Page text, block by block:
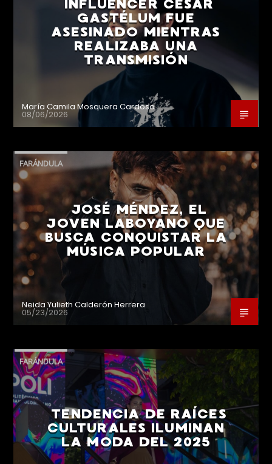
INFLUENCER CÉSAR
GASTÉLUM FUE
ASESINADO MIENTRAS
REALIZABA UNA
TRANSMISIÓN
María Camila Mosquera Cardoso
08/06/2026
FARÁNDULA
JOSÉ MÉNDEZ, EL
JOVEN LABOYANO QUE
BUSCA CONQUISTAR LA
MÚSICA POPULAR
Neida Yulieth Calderón Herrera
05/23/2026
FARÁNDULA
TENDENCIA DE RAÍCES
CULTURALES ILUMINAN
LA MODA DEL 2025